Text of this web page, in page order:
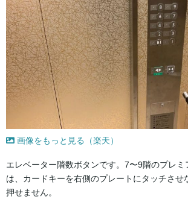
画像をもっと見る（楽天）
エレベーター階数ボタンです。7〜9階のプレミ
は、カードキーを右側のプレートにタッチさせ
押せません。